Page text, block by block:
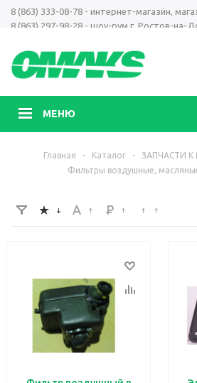
8 (863) 333-08-78 - интернет-магазин,
8 (863) 297-98-28 - шоу-рум г. Ростов-на-
МЕНЮ
Главная - Каталог - ЗАПЧАСТИ
Фильтры воздушные,